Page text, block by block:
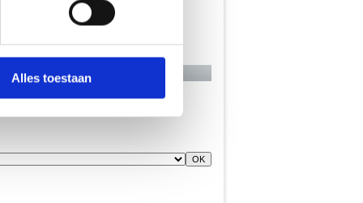
partners voor social
die je aan ze hebt
Alles toestaan